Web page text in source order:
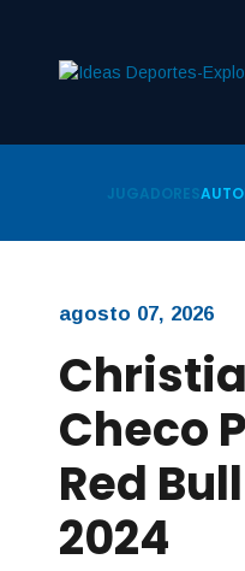
JUGADORES
agosto 07, 2026
Checo
Red
2024